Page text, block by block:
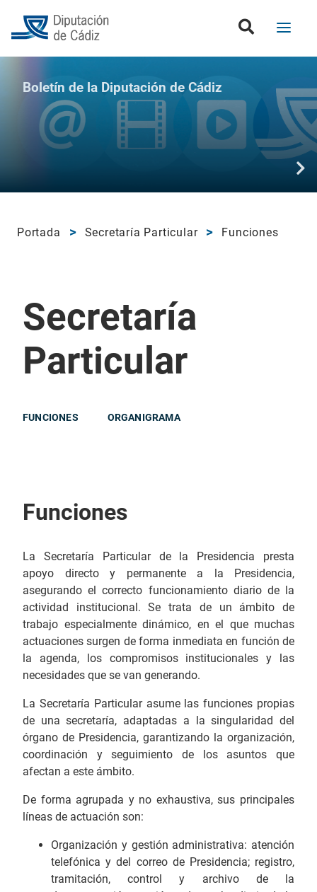
Boletín de la Diputación de Cádiz
Portada Secretaría Particular Funciones
Secretaría
Particular
FUNCIONES ORGANIGRAMA
Funciones
La Secretaría Particular de la Presidencia presta
apoyo directo y permanente a la Presidencia,
asegurando el correcto funcionamiento diario de la
actividad institucional. Se trata de un ámbito de
trabajo especialmente dinámico, en el que muchas
actuaciones surgen de forma inmediata en función de
la agenda, los compromisos institucionales y las
necesidades que se van generando.
La Secretaría Particular asume las funciones propias
de una secretaría, adaptadas a la singularidad del
órgano de Presidencia, garantizando la organización,
coordinación y seguimiento de los asuntos que
afectan a este ámbito.
De forma agrupada y no exhaustiva, sus principales
líneas de actuación son:
Organización y gestión administrativa: atención
telefónica y del correo de Presidencia; registro,
tramitación, control y archivo de la